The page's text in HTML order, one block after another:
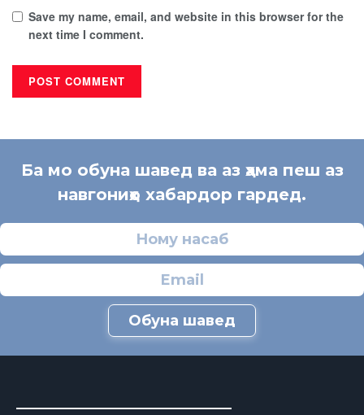
Save my name, email, and website in this browser for the
next time I comment.
Ба мо обуна шавед ва аз ҳама пеш аз
навгониҳо хабардор гардед.
Обуна шавед